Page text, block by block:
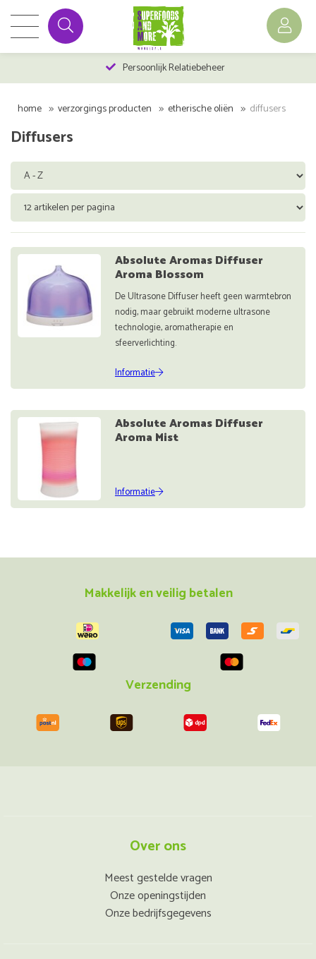
Persoonlijk Relatiebeheer
home verzorgings producten etherische oliën diffusers
Diffusers
Absolute Aromas Diffuser
Aroma Blossom
De Ultrasone Diffuser heeft geen warmtebron
nodig, maar gebruikt moderne ultrasone
technologie, aromatherapie en
sfeerverlichting.
Informatie
Absolute Aromas Diffuser
Aroma Mist
Informatie
Makkelijk en veilig betalen
Verzending
Over ons
Meest gestelde vragen
Onze openingstijden
Onze bedrijfsgegevens